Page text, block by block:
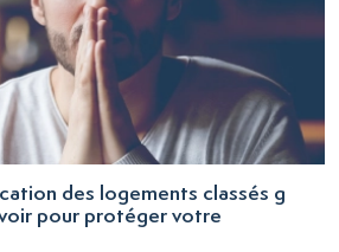
des logements classés g
pour protéger votre